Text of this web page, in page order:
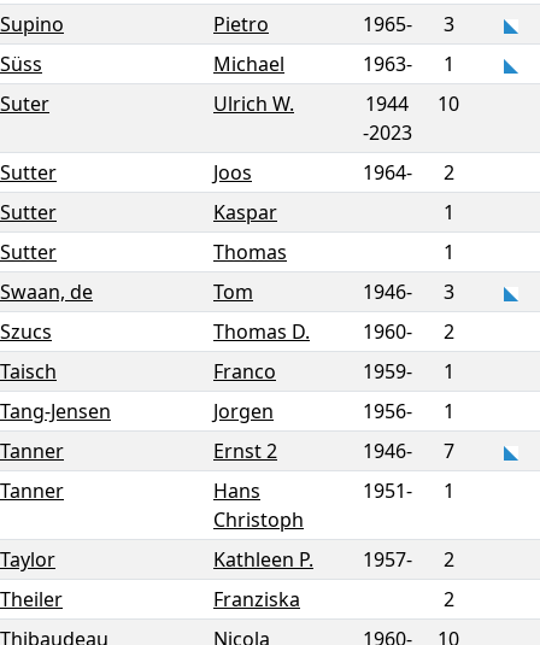
Supino
Pietro 1965-
3
Süss
Michael 1963-
1
Suter
Ulrich W.
1944
-2023
10
Sutter Joos 1964-
2
Sutter
Kaspar
1
Sutter
Thomas
1
Swaan, de
Tom 1946-
3
Szucs
Thomas D. 1960-
2
Taisch
Franco 1959-
1
Tang-Jensen
Jorgen 1956-
1
Tanner
Ernst 2 1946-
7
Tanner
Hans
Christoph
1951- 1
Taylor Kathleen P. 1957-
2
Theiler
Franziska
2
Thibaudeau
Nicola 1960-
10